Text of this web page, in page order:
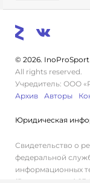
© 2026. InoProSport
All rights reserved.
Учредитель: ООО
Архив
Авторы
Юридическая
Свидетельство о
федеральной
информационных
(Роскомнадзор)